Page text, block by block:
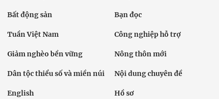
Bất động sản Bạn đọc
Tuần Việt Nam Công nghiệp hỗ trợ
Giảm nghèo bền vững Nông thôn mới
Dân tộc thiểu số và miền núi Nội dung chuyên đề
English Hồ sơ